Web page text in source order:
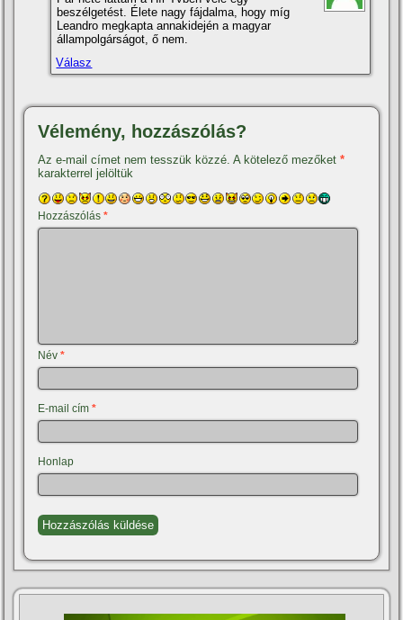
beszélgetést. Élete nagy fájdalma, hogy mí­g
Leandro megkapta annakidején a magyar
állampolgárságot, ő nem.
Válasz
Vélemény, hozzászólás?
Az e-mail címet nem tesszük közzé. A kötelező mezőket*
karakterrel jelöltük
Hozzászólás*
Név*
E-mail cím*
Honlap